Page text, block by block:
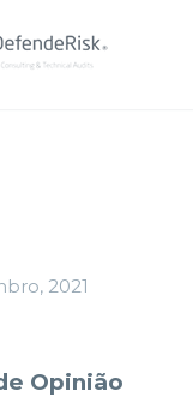
2021
Opinião